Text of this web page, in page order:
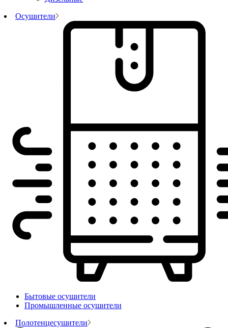
Осушители
Бытовые осушители
Промышленные осушители
Полотенцесушители